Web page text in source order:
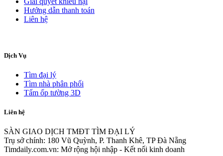
Hướng dẫn thanh toán
Liên hệ
Dịch Vụ
Tìm đại lý
Tìm nhà phân phối
Tấm ốp tường 3D
Liên hệ
SÀN GIAO DỊCH TMĐT TÌM ĐẠI LÝ
Trụ sở chính: 180 Vũ Quỳnh, P. Thanh Khê, TP Đà Nẵng
Timdaily.com.vn: Mở rộng hội nhập - Kết nối kinh doanh